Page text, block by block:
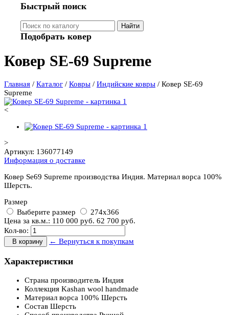
Быстрый поиск
Найти
Подобрать ковер
Ковер SE-69 Supreme
Главная / Каталог / Ковры / Индийские ковры / Ковер SE-69
Supreme
<
>
Артикул: 136077149
Информация о доставке
Ковер Se69 Supreme производства Индия. Материал ворса 100%
Шерсть.
Размер
Выберите размер
274x366
Цена за кв.м.: 110 000 руб. 62 700 руб.
Кол-во:
В корзину ← Вернуться к покупкам
Характеристики
Страна производитель Индия
Коллекция Kashan wool handmade
Материал ворса 100% Шерсть
Состав Шерсть